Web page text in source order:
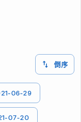
倒序
06-29
07-20